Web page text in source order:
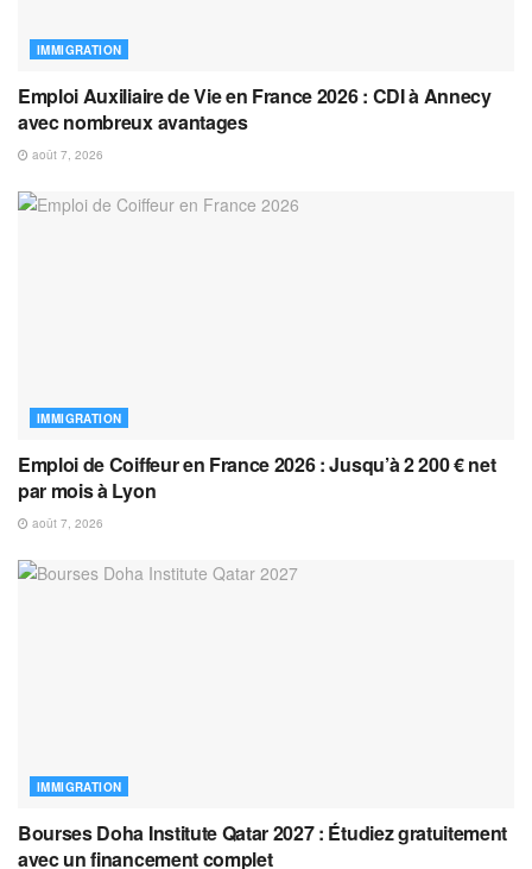
IMMIGRATION
Emploi Auxiliaire de Vie en France 2026 : CDI à Annecy
avec nombreux avantages
août 7, 2026
IMMIGRATION
Emploi de Coiffeur en France 2026 : Jusqu’à 2 200 € net
par mois à Lyon
août 7, 2026
IMMIGRATION
Bourses Doha Institute Qatar 2027 : Étudiez gratuitement
avec un financement complet